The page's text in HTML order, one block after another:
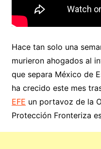
Hace tan solo una
murieron ahogados al
que separa México de
ha crecido este mes
EFE un portavoz de la
Protección Fronteriza